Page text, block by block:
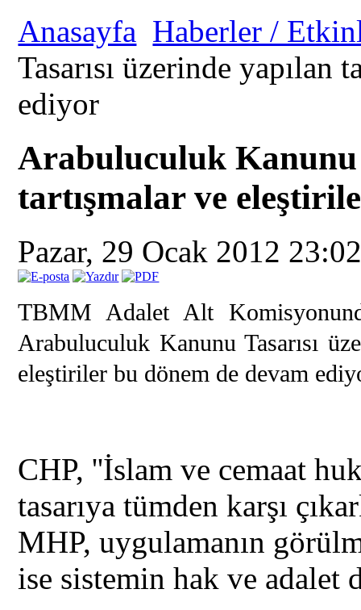
Anasayfa Haberler /
Tasarısı üzerinde yapılan
ediyor
Arabuluculuk Kanunu
tartışmalar ve
Pazar, 29 Ocak 2012
TBMM Adalet Alt
Arabuluculuk Kanunu Tasarısı
eleştiriler bu dönem de devam
CHP, ''İslam ve cemaat
tasarıya tümden karşı
MHP, uygulamanın
ise sistemin hak ve adalet